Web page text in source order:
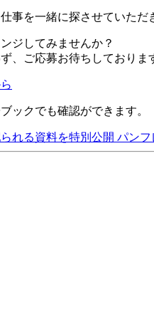
事を一緒に探させていただ
ジしてみませんか？
、ご応募お待ちしておりま
ックでも確認ができます。